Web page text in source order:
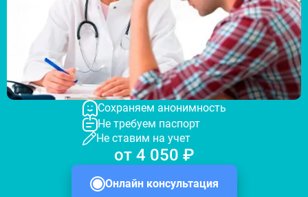
Сохраняем анонимность
Не требуем паспорт
Не ставим на учет
Онлайн консультация
от 4 050 ₽